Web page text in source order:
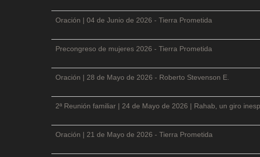
Oración | 04 de Junio de 2026 - Tierra Prometida
Precongreso de mujeres 2026 - Tierra Prometida
Oración | 28 de Mayo de 2026 - Roberto Stevenson E.
2ª Reunión familiar | 24 de Mayo de 2026 | Rahab, un giro
Oración | 21 de Mayo de 2026 - Tierra Prometida